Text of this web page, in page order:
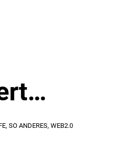
, SO ANDERES, WEB2.0